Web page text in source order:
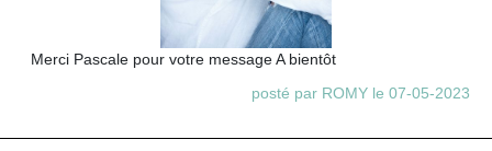
Merci Pascale pour votre message A bientôt
posté par ROMY le 07-05-2023